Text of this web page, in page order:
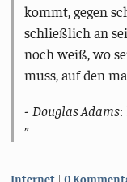
kommt, gegen
schließlich an
noch weiß, wo
muss, auf den
- Douglas Adams
Kategorien:
Internet 0